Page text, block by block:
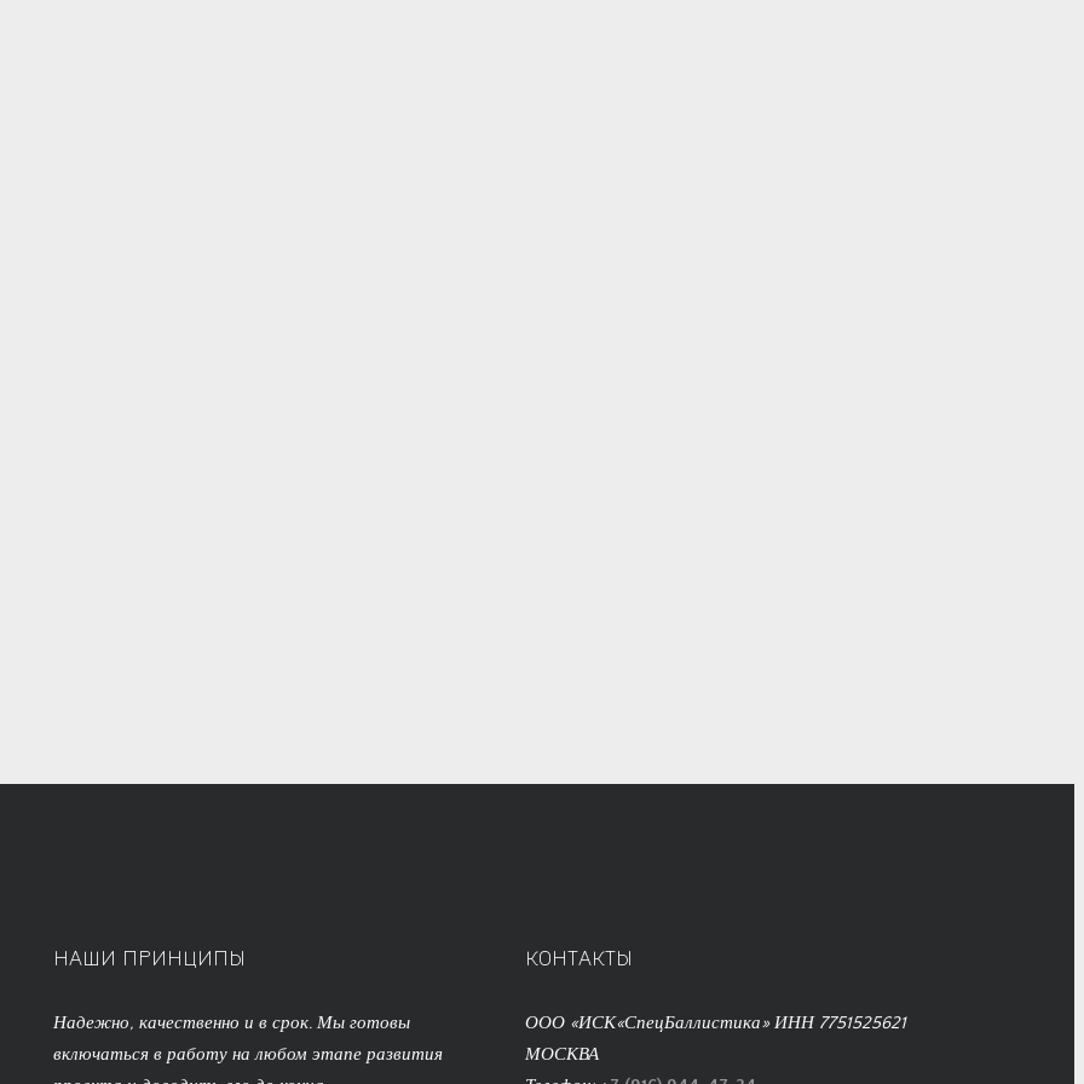
НАШИ ПРИНЦИПЫ
Надежно, качественно и в срок. Мы готовы
включаться в работу на любом этапе развития
КОНТАКТЫ
ООО «ИСК«СпецБаллистика» ИНН 7751525621
МОСКВА